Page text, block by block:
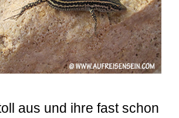
aus und ihre fast schon